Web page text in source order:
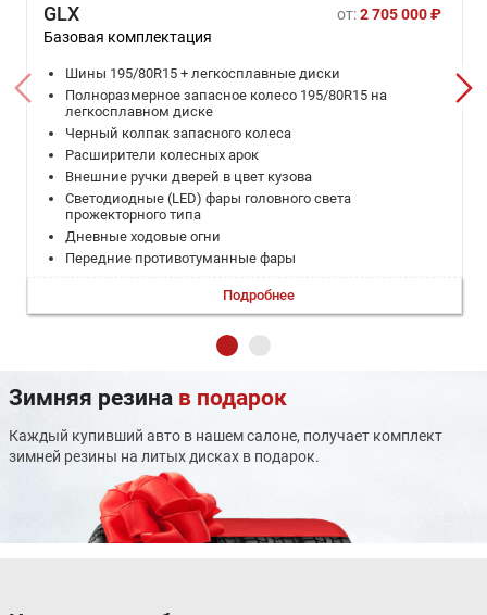
GLX от:2 705 000 ₽
Базовая комплектация
Шины 195/80R15 + легкосплавные диски
Полноразмерное запасное колесо 195/80R15 на
легкосплавном диске
Черный колпак запасного колеса
Расширители колесных арок
Внешние ручки дверей в цвет кузова
Светодиодные (LED) фары головного света
прожекторного типа
Дневные ходовые огни
Передние противотуманные фары
Лобовое стекло с УФ-фильтром
Электрообогрев заднего стекла
Черные окрашенные боковые зеркала заднего вида
Электрообогрев боковых зеркал заднего вида
Автоматический корректор фар
Омыватель фар
Кожаная отделка рулевого колеса
Цифровые часы
Передние электростеклоподъемники (со стороны
водителя — с автоматическим режимом)
Полиуретановый рычаг КП с отделкой хромом (МКП)
Подробнее
Зимняя резина в подарок
Каждый купивший авто в нашем салоне, получает комплект
зимней резины на литых дисках в подарок.